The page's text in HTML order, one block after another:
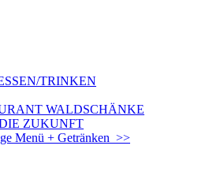
TRINKEN
WALDSCHÄNKE
ZUKUNFT
Menü + Getränken >>